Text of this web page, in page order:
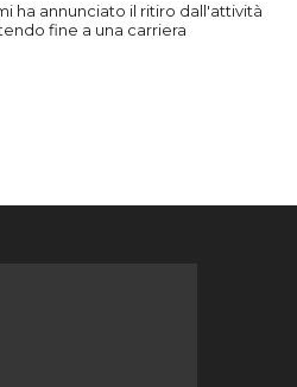
ha annunciato il ritiro dall'attività
fine a una carriera